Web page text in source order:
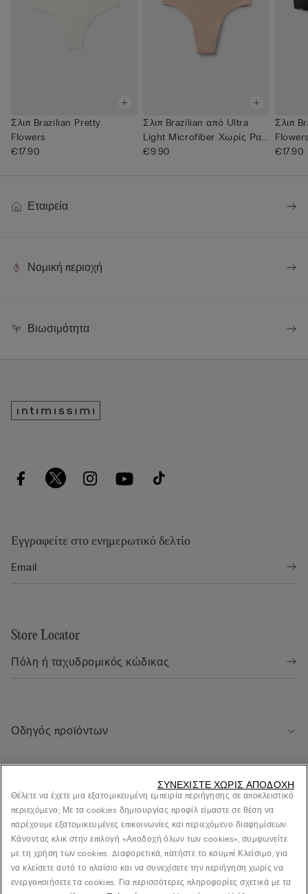
Σλιπ Brazilian Pretty
Flowers
€17.90
Σλιπ Brazilian από Ultra
Light Microfiber Χωρίς Ρα...
€9.90
Σλιπ
€17.90
Εταιρεία
Νομική περιοχή
Βιωσιμότητα
Εγγραφείτε στο ενημερωτικό δελτίο
Store Locator
Οδηγός προϊόντων
Νομική περιοχή
Εταιρεία
Θέλετε να έχετε μια εξατομικευμένη εμπειρία περιήγησης σε αποκλειστικό
περιεχόμενο; Με τα cookies δημιουργίας προφίλ είμαστε σε θέση να
παρέχουμε εξατομικευμένες επικοινωνίες και περιεχόμενο διαφημίσεων.
Κάνοντας κλικ στην επιλογή «Αποδοχή όλων των cookies», συμφωνείτε
με τη χρήση των cookies. Διαφορετικά, πατήστε το κουμπί Κλείσιμο, για
να κλείσετε αυτό το πλαίσιο και να συνεχίσετε την περιήγηση χωρίς να
ενεργοποιήσετε τα cookies. Για περισσότερες πληροφορίες σχετικά με τα
ΣΥΝΕΧΊΣΤΕ ΧΩΡΊΣ ΑΠΟΔΟΧΉ